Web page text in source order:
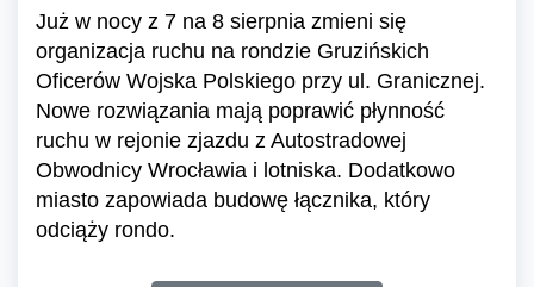
Już w nocy z 7 na 8 sierpnia zmieni się
organizacja ruchu na rondzie Gruzińskich
Oficerów Wojska Polskiego przy ul. Granicznej.
Nowe rozwiązania mają poprawić płynność
ruchu w rejonie zjazdu z Autostradowej
Obwodnicy Wrocławia i lotniska. Dodatkowo
miasto zapowiada budowę łącznika, który
odciąży rondo.